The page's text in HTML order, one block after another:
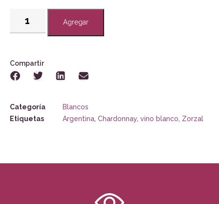
Agregar
Compartir
Categoría
Blancos
Etiquetas
Argentina, Chardonnay, vino blanco, Zorzal